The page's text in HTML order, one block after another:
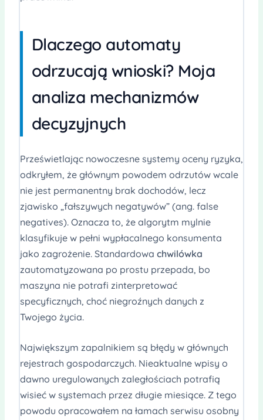
Dlaczego automaty
odrzucają wnioski? Moja
analiza mechanizmów
decyzyjnych
Prześwietlając nowoczesne systemy oceny ryzyka,
odkryłem, że głównym powodem odrzutów wcale
nie jest permanentny brak dochodów, lecz
zjawisko „fałszywych negatywów” (ang. false
negatives). Oznacza to, że algorytm mylnie
klasyfikuje w pełni wypłacalnego konsumenta
jako zagrożenie. Standardowa chwilówka
zautomatyzowana po prostu przepada, bo
maszyna nie potrafi zinterpretować
specyficznych, choć niegroźnych danych z
Twojego życia.
Największym zapalnikiem są błędy w głównych
rejestrach gospodarczych. Nieaktualne wpisy o
dawno uregulowanych zaległościach potrafią
wisieć w systemach przez długie miesiące. Z tego
powodu opracowałem na łamach serwisu osobny